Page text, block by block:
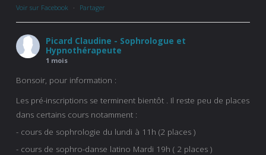
Voir sur Facebook · Partager
Picard Claudine - Sophrologue et
Hypnothérapeute
1 mois
Bonsoir, pour information :
Les pré-inscriptions se terminent bientôt . Il reste peu de places
dans certains cours notamment :
- cours de sophrologie du lundi à 11h (2 places )
- cours de sophro-danse latino Mardi 19h ( 2 places )